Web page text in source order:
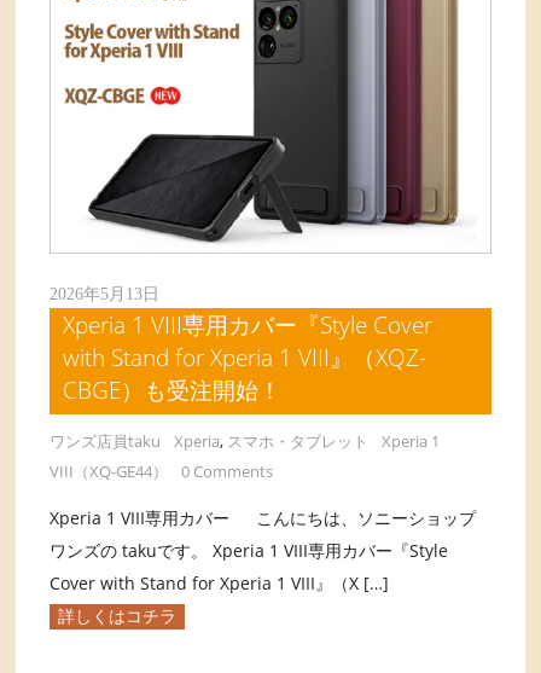
2026年5月13日
Xperia 1 VIII専用カバー『Style Cover
with Stand for Xperia 1 VIII』（XQZ-
CBGE）も受注開始！
ワンズ店員taku Xperia, スマホ・タブレット
Xperia 1
VIII（XQ-GE44）
0 Comments
Xperia 1 VIII専用カバー こんにちは、ソニーショップ
ワンズの takuです。 Xperia 1 VIII専用カバー『Style
Cover with Stand for Xperia 1 VIII』（X […]
詳しくはコチラ